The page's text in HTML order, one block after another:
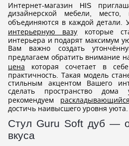
Интернет-магазин HIS
дизайнерской мебели,
объединяются в каждой детали.
интерьерную вазу которые
интерьера и подарят максимум
Вам важно создать
предлагаем обратить внимание
цена которая сочетает в
практичность. Такая модель
стильным акцентом Вашего
сделать пространство
рекомендуем
достичь наивысшего уровня уюта.
Стул Guru Soft дуб —
вкуса